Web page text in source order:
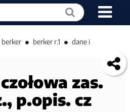
berker berker r.1
dane i
zas.
p.opis. cz